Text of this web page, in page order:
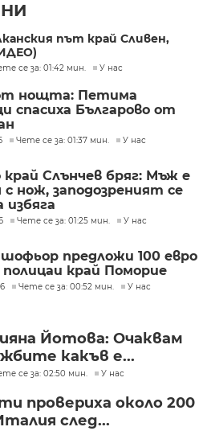
път край Сливен,
се за: 01:42 мин. У нас
нощта: Петима
спасиха Българово от
Чете се за: 01:37 мин. У нас
Слънчев бряг: Мъж е
нож, заподозреният се
избяга
Чете се за: 01:25 мин. У нас
предложи 100 евро
полицаи край Поморие
Чете се за: 00:52 мин. У нас
Йотова: Очаквам
какъв е...
се за: 02:50 мин. У нас
провериха около 200
след...